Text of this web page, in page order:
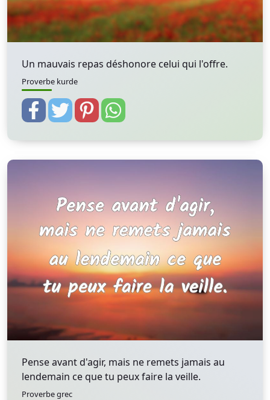
Un mauvais repas déshonore celui qui l'offre.
Proverbe kurde
Pense avant d'agir, mais ne remets jamais au
lendemain ce que tu peux faire la veille.
Proverbe grec